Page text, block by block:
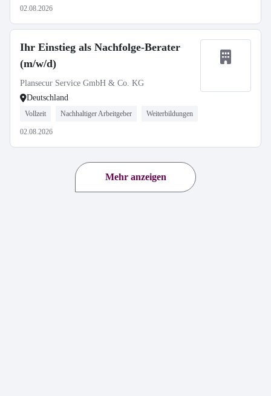
02.08.2026
Ihr Einstieg als Nachfolge-Berater
(m/w/d)
Plansecur Service GmbH & Co. KG
Deutschland
Vollzeit Nachhaltiger Arbeitgeber Weiterbildungen
02.08.2026
Mehr anzeigen